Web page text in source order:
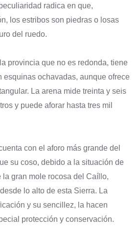
radica en que,
los estribos son piedras o losas
del ruedo.
provincia que no es redonda, tiene
esquinas ochavadas, aunque ofrece
La arena mide treinta y seis
y puede aforar hasta tres mil
con el aforo más grande del
su coso, debido a la situación de
la gran mole rocosa del Caíllo,
lo alto de esta Sierra. La
y su sencillez, la hacen
protección y conservación.